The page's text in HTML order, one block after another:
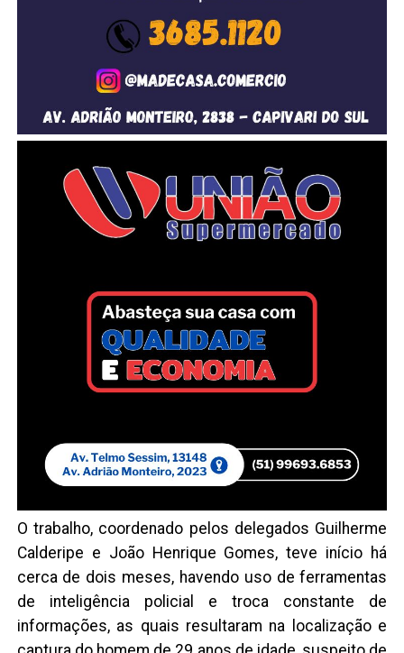
O trabalho, coordenado pelos delegados Guilherme
Calderipe e João Henrique Gomes, teve início há
cerca de dois meses, havendo uso de ferramentas
de inteligência policial e troca constante de
informações, as quais resultaram na localização e